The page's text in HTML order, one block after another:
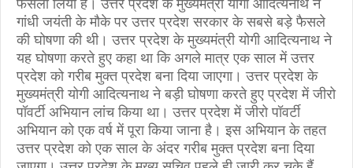
फैसला लिया है। उत्तर प्रदेश के मुख्यमंत्री योगी आदित्यनाथ ने
गांधी जयंती के मौके पर उत्तर प्रदेश सरकार के सबसे बड़े फैसले
की घोषणा की थी। उत्तर प्रदेश के मुख्यमंत्री योगी आदित्यनाथ ने
यह घोषणा करते हुए कहा था कि अगले मात्र एक साल में उत्तर
प्रदेश को गरीब मुक्त प्रदेश बना दिया जाएगा। उत्तर प्रदेश के
मुख्यमंत्री योगी आदित्यनाथ ने बड़ी घोषणा करते हुए प्रदेश में जीरो
पॉवर्टी अभियान लांच किया था। उत्तर प्रदेश में जीरो पॉवर्टी
अभियान को एक वर्ष में पूरा किया जाना है। इस अभियान के तहत
उत्तर प्रदेश को एक साल के अंदर गरीब मुक्त प्रदेश बना दिया